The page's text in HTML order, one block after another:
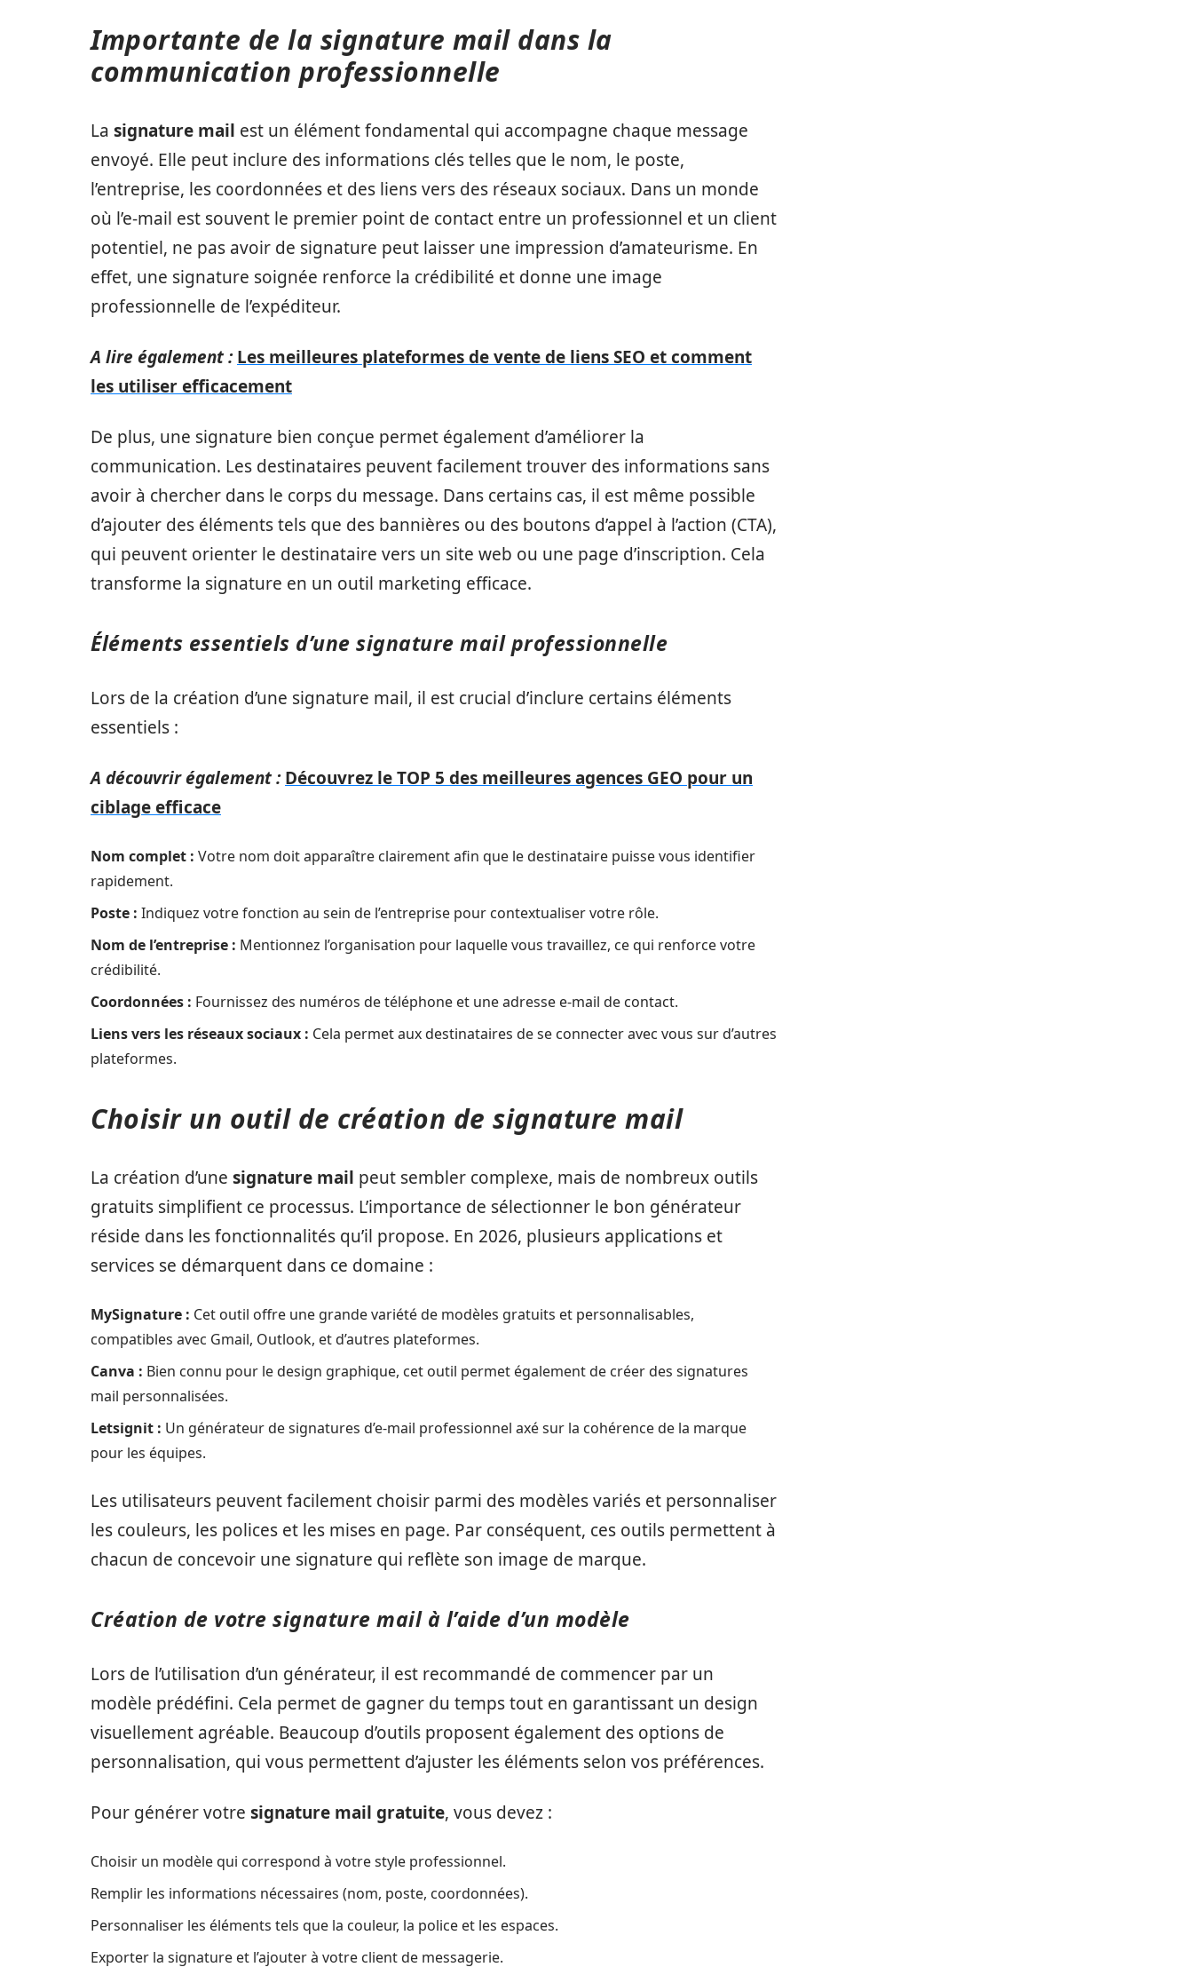
Importante de la signature mail dans la
communication professionnelle
La signature mail est un élément fondamental qui accompagne chaque message
envoyé. Elle peut inclure des informations clés telles que le nom, le poste,
l’entreprise, les coordonnées et des liens vers des réseaux sociaux. Dans un monde
où l’e-mail est souvent le premier point de contact entre un professionnel et un client
potentiel, ne pas avoir de signature peut laisser une impression d’amateurisme. En
effet, une signature soignée renforce la crédibilité et donne une image
professionnelle de l’expéditeur.
A lire également : Les meilleures plateformes de vente de liens SEO et comment
les utiliser efficacement
De plus, une signature bien conçue permet également d’améliorer la
communication. Les destinataires peuvent facilement trouver des informations sans
avoir à chercher dans le corps du message. Dans certains cas, il est même possible
d’ajouter des éléments tels que des bannières ou des boutons d’appel à l’action (CTA),
qui peuvent orienter le destinataire vers un site web ou une page d’inscription. Cela
transforme la signature en un outil marketing efficace.
Éléments essentiels d’une signature mail professionnelle
Lors de la création d’une signature mail, il est crucial d’inclure certains éléments
essentiels :
A découvrir également : Découvrez le TOP 5 des meilleures agences GEO pour un
ciblage efficace
Nom complet : Votre nom doit apparaître clairement afin que le destinataire puisse vous identifier
rapidement.
Poste : Indiquez votre fonction au sein de l’entreprise pour contextualiser votre rôle.
Nom de l’entreprise : Mentionnez l’organisation pour laquelle vous travaillez, ce qui renforce votre
crédibilité.
Coordonnées : Fournissez des numéros de téléphone et une adresse e-mail de contact.
Liens vers les réseaux sociaux : Cela permet aux destinataires de se connecter avec vous sur d’autres
plateformes.
Choisir un outil de création de signature mail
La création d’une signature mail peut sembler complexe, mais de nombreux outils
gratuits simplifient ce processus. L’importance de sélectionner le bon générateur
réside dans les fonctionnalités qu’il propose. En 2026, plusieurs applications et
services se démarquent dans ce domaine :
MySignature : Cet outil offre une grande variété de modèles gratuits et personnalisables,
compatibles avec Gmail, Outlook, et d’autres plateformes.
Canva : Bien connu pour le design graphique, cet outil permet également de créer des signatures
mail personnalisées.
Letsignit : Un générateur de signatures d’e-mail professionnel axé sur la cohérence de la marque
pour les équipes.
Les utilisateurs peuvent facilement choisir parmi des modèles variés et personnaliser
les couleurs, les polices et les mises en page. Par conséquent, ces outils permettent à
chacun de concevoir une signature qui reflète son image de marque.
Création de votre signature mail à l’aide d’un modèle
Lors de l’utilisation d’un générateur, il est recommandé de commencer par un
modèle prédéfini. Cela permet de gagner du temps tout en garantissant un design
visuellement agréable. Beaucoup d’outils proposent également des options de
personnalisation, qui vous permettent d’ajuster les éléments selon vos préférences.
Pour générer votre signature mail gratuite, vous devez :
Choisir un modèle qui correspond à votre style professionnel.
Remplir les informations nécessaires (nom, poste, coordonnées).
Personnaliser les éléments tels que la couleur, la police et les espaces.
Exporter la signature et l’ajouter à votre client de messagerie.